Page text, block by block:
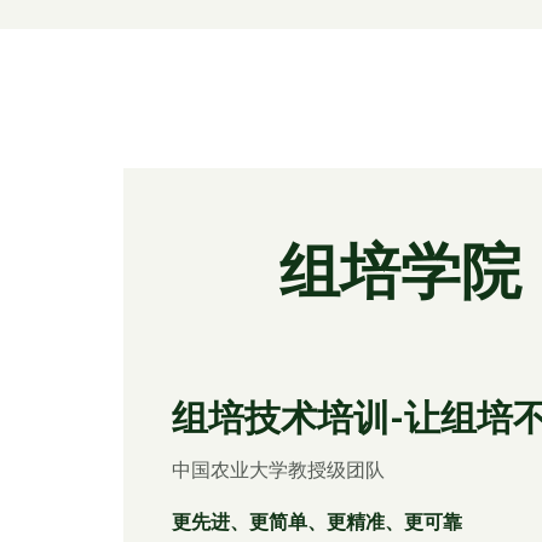
组培学院
组培技术培训-让组培
中国农业大学教授级团队
更先进、更简单、更精准、更可靠